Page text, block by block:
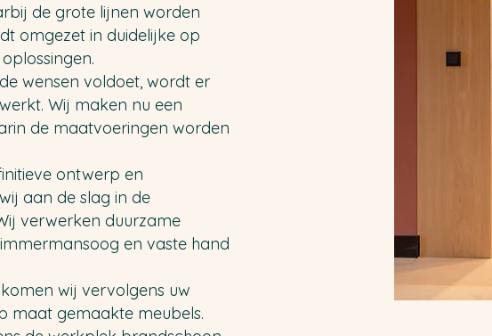
de grote lijnen worden
omgezet in duidelijke op
wensen voldoet, wordt er
Wij maken nu een
de maatvoeringen worden
ontwerp en
aan de slag in de
verwerken duurzame
en vaste hand
wij vervolgens uw
maat gemaakte meubels.